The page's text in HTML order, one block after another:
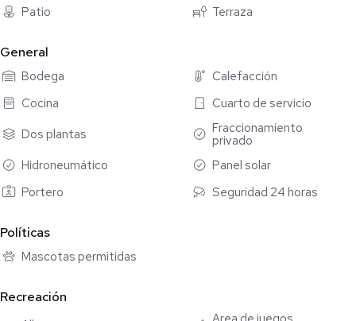
-Family Room
balcón
-2 recámaras secundarias con clóset y baño completo
Equipado con:
-4 paneles solares
-Carpintería inferior y superior en cocina, closéts con puertas en
cada recámara y bajo lavabos
-Calentador de agua
-Tanque estacionario
-Jardín frontal
Patio
Terraza
General
Bodega
Calefacción
Cocina
Cuarto de servicio
Dos plantas
Fraccionamiento
privado
Hidroneumático
Panel solar
Portero
Seguridad 24 horas
Políticas
Mascotas permitidas
Recreación